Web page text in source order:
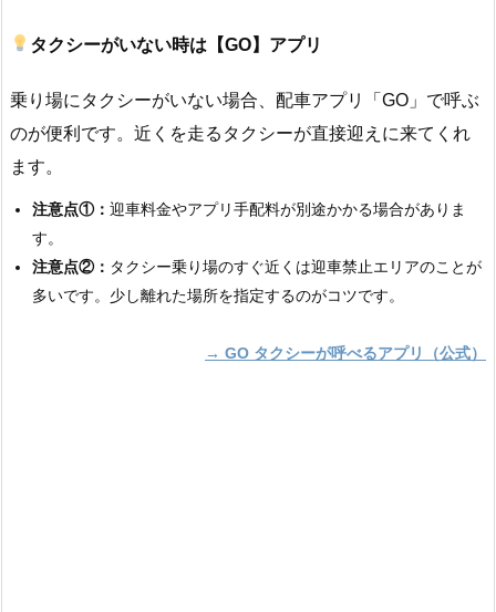
タクシーがいない時は【GO】アプリ
乗り場にタクシーがいない場合、配車アプリ「GO」で呼ぶ
のが便利です。近くを走るタクシーが直接迎えに来てくれ
ます。
注意点①： 迎車料金やアプリ手配料が別途かかる場合がありま
す。
注意点②： タクシー乗り場のすぐ近くは迎車禁止エリアのことが
多いです。少し離れた場所を指定するのがコツです。
→ GO タクシーが呼べるアプリ（公式）